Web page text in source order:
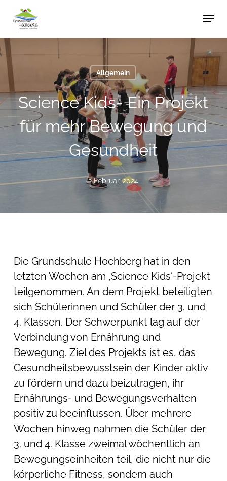
main
content
Menu
Allgemein
Science Kids- Ein Projekt
für mehr Bewegung und
Gesundheit
2 Februar, 2024
Die Grundschule Hochberg hat in den
letzten Wochen am ‚Science Kids‘-Projekt
teilgenommen. An dem Projekt beteiligten
sich Schülerinnen und Schüler der 3. und
4. Klassen. Der Schwerpunkt lag auf der
Verbindung von Ernährung und
Bewegung. Ziel des Projekts ist es, das
Gesundheitsbewusstsein der Kinder aktiv
zu fördern und dazu beizutragen, ihr
Ernährungs- und Bewegungsverhalten
positiv zu beeinflussen. Über mehrere
Wochen hinweg nahmen die Schüler der
3. und 4. Klasse zweimal wöchentlich an
Bewegungseinheiten teil, die nicht nur die
körperliche Fitness, sondern auch